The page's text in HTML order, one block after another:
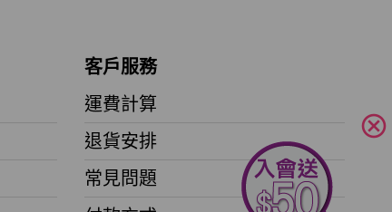
客戶服務
運費計算
退貨安排
常見問題
cancel